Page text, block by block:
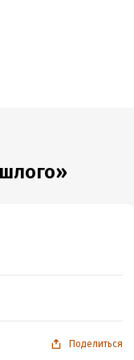
Поделиться